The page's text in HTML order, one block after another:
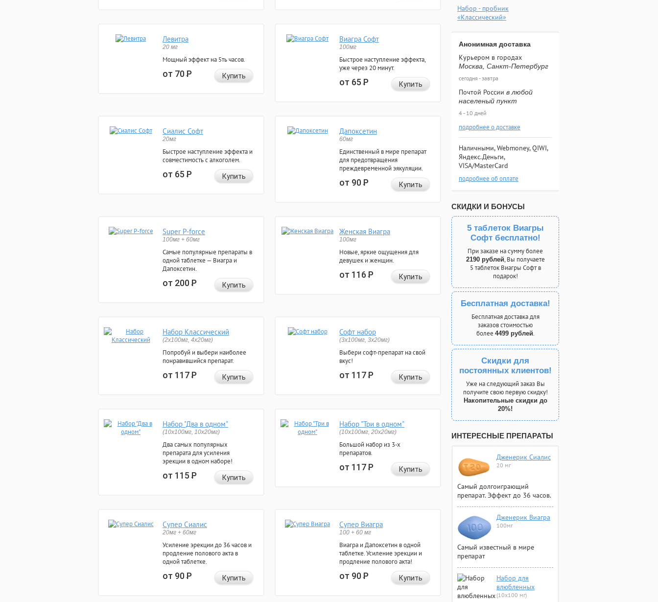
Левитра
20 мг
Мощный эффект на 5ть часов.
от 70Р Купить
Виагра Софт
100мг
Быстрое наступление эффекта,
уже через 20 минут.
от 65Р Купить
Сиалис Софт
20мг
Быстрое наступление эффекта и
совместимость с алкоголем.
от 65Р Купить
Дапоксетин
60мг
Единственный в мире препарат
для предотвращения
преждевременной эякуляции.
от 90Р Купить
Super P-force
100мг + 60мг
Самые популярные препараты в
одной таблетке — Виагра и
Дапоксетин.
от 200Р Купить
Женская Виагра
100мг
Новые, яркие ощущения для
девушек и женщин.
от 116Р Купить
Набор Классический
(2x100мг, 4x20мг)
Попробуй и выбери наиболее
понравившийся препарат.
от 117Р Купить
Софт набор
(3x100мг, 3x20мг)
Выбери софт-препарат на свой
вкус!
от 117Р Купить
Набор "Два в одном"
(10x100мг, 10x20мг)
Два самых популярных
препарата для усиления
эрекции в одном наборе!
от 115Р Купить
Набор "Три в одном"
(10x100мг, 20x20мг)
Большой набор из 3-х
препаратов.
от 117Р Купить
Супер Сиалис
20мг + 60мг
Усиление эрекции до 36 часов и
продление полового акта в
одной таблетке.
от 90Р Купить
Супер Виагра
100 + 60 мг
Виагра и Дапоксетин в одной
таблетке. Усиление эрекции и
продление полового акта!
от 90Р Купить
Набор - пробник
«Классический»
Анонимная доставка
Курьером в городах
Москва, Санкт-Петербург
сегодня - завтра
Почтой России в любой
населеный пункт
4 - 10 дней
подробнее о доставке
Наличными, Webmoney, QIWI,
Яндекс.Деньги,
VISA/MasterCard
подробнее об оплате
СКИДКИ И БОНУСЫ
5 таблеток Виагры
Софт бесплатно!
При заказе на сумму более
2190 рублей, Вы получаете
5 таблеток Виагры Софт в
подарок!
Бесплатная доставка!
Бесплатная доставка для
заказов стоимостью
более 4499 рублей.
Скидки для
постоянных клиентов!
Уже на следующий заказ Вы
получите свою первую скидку!
Накопительные скидки до
20%!
ИНТЕРЕСНЫЕ ПРЕПАРАТЫ
Дженерик Сиалис
20 мг
Самый долгоиграющий
препарат. Эффект до 36 часов.
Дженерик Виагра
100мг
Самый известный в мире
препарат
Набор для
влюбленных
(10х100 мг)